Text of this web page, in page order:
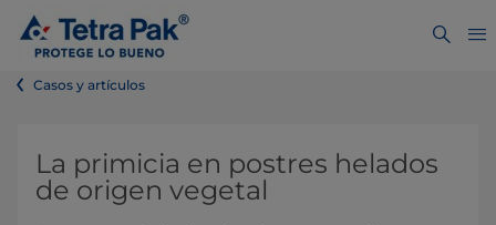
Casos y artículos
La primicia en postres helados
de origen vegetal